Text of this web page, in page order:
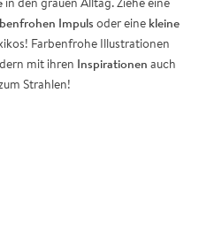
Impulsoder eine kleine
Farbenfrohe Illustrationen
mit ihren Inspirationen auch
Strahlen!